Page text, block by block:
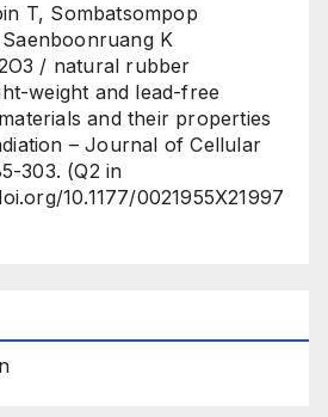
T, Sombatsompop
K
/ natural rubber
weight and lead-free
and their properties
– Journal of Cellular
303. (Q2 in
10.1177/0021955X21997